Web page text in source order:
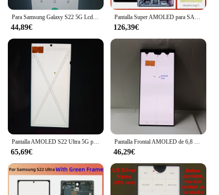
style.
Para Samsung Galaxy S22 5G Lcd S901B S901B/DS 100% prueba de pantalla táctil digitalizador reemplazo con pantalla de defectos
44,89€
Pantalla Super AMOLED para SAMSUNG Galaxy S22 Ultra 5G, reemplazo de montaje de digitalizador con pantalla táctil, S908, S908B, S908U, S908/DS
126,39€
Pantalla AMOLED S22 Ultra 5G para Samsung Galaxy S22 Ultra 5G S908B S908B/DS Pantalla LCD Reemplazo de pantalla táctil digital con punto.
65,69€
Pantalla Frontal AMOLED de 6,8 pulgadas para Samsung Galaxy S22 Ultra 5G LCD con marco Digitalizador de pantalla táctil S908 S908B S908U reemplazo
46,29€